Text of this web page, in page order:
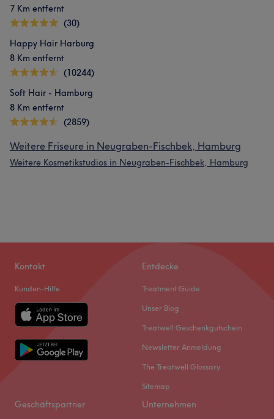
7 Km entfernt
(30)
Happy Hair Harburg
8 Km entfernt
(10244)
Soft Hair - Hamburg
8 Km entfernt
(2859)
Weitere Friseure in Neugraben-Fischbek, Hamburg
Weitere Kosmetikstudios in Neugraben-Fischbek, Hamburg
Kontakt
Kunden-Hilfe
Entdecke
Treatment Guide
Unser Blog
Treatwell Geschenkgutschein
Newsletter Anmeldung
The Treatwell Glossary
Sitemap
Geschäftspartner Unternehmen